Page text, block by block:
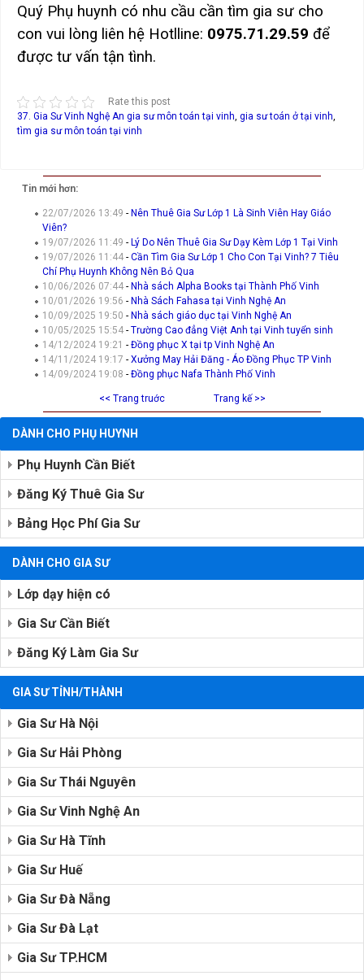
Quý Phụ huynh có nhu cầu cần tìm gia sư cho
con vui lòng liên hệ Hotlline: 0975.71.29.59 để
được tư vấn tận tình.
Rate this post
37. Gia Sư Vinh Nghệ An gia sư môn toán tại vinh, gia sư toán ở tại vinh,
tìm gia sư môn toán tại vinh
Tin mới hơn:
22/07/2026 13:49- Nên Thuê Gia Sư Lớp 1 Là Sinh Viên Hay Giáo
Viên?
19/07/2026 11:49- Lý Do Nên Thuê Gia Sư Dạy Kèm Lớp 1 Tại Vinh
19/07/2026 11:44-Cần Tìm Gia Sư Lớp 1 Cho Con Tại Vinh? 7 Tiêu
Chí Phụ Huynh Không Nên Bỏ Qua
10/06/2026 07:44- Nhà sách Alpha Books tại Thành Phố Vinh
10/01/2026 19:56- Nhà Sách Fahasa tại Vinh Nghệ An
10/09/2025 19:50- Nhà sách giáo dục tại Vinh Nghệ An
10/05/2025 15:54-Trường Cao đẳng Việt Anh tại Vinh tuyển sinh
14/12/2024 19:21-Đồng phục X tại tp Vinh Nghệ An
14/11/2024 19:17-Xưởng May Hải Đăng - Áo Đồng Phục TP Vinh
14/09/2024 19:08-Đồng phục Nafa Thành Phố Vinh
<< Trang truớc Trang kế >>
DÀNH CHO PHỤ HUYNH
Phụ Huynh Cần Biết
Đăng Ký Thuê Gia Sư
Bảng Học Phí Gia Sư
DÀNH CHO GIA SƯ
Lớp dạy hiện có
Gia Sư Cần Biết
Đăng Ký Làm Gia Sư
GIA SƯ TỈNH/THÀNH
Gia Sư Hà Nội
Gia Sư Hải Phòng
Gia Sư Thái Nguyên
Gia Sư Vinh Nghệ An
Gia Sư Hà Tĩnh
Gia Sư Huế
Gia Sư Đà Nẵng
Gia Sư Đà Lạt
Gia Sư TP.HCM